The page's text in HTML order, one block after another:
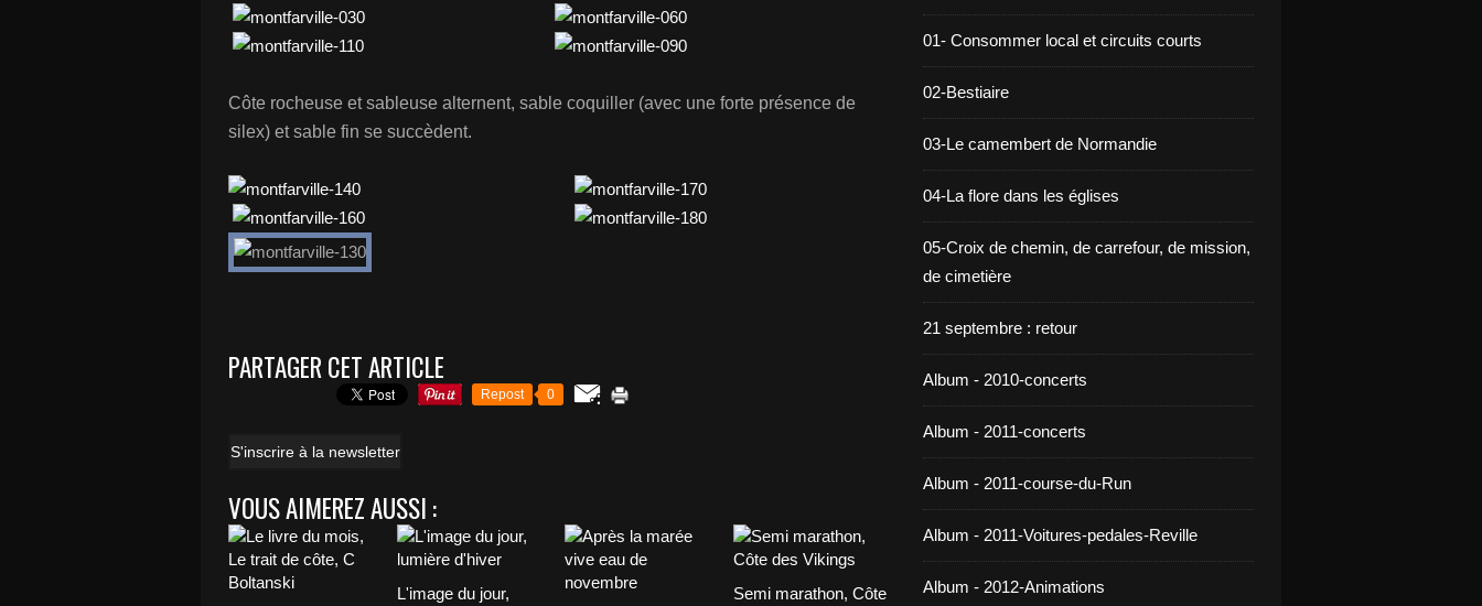
Côte rocheuse et sableuse alternent, sable coquiller (avec une forte présence de
silex) et sable fin se succèdent.
PARTAGER CET ARTICLE
Repost 0
S'inscrire à la newsletter
VOUS AIMEREZ AUSSI :
L'image du jour,
Semi marathon, Côte
01- Consommer local et circuits courts
02-Bestiaire
03-Le camembert de Normandie
04-La flore dans les églises
05-Croix de chemin, de carrefour, de mission,
de cimetière
21 septembre : retour
Album - 2010-concerts
Album - 2011-concerts
Album - 2011-course-du-Run
Album - 2011-Voitures-pedales-Reville
Album - 2012-Animations